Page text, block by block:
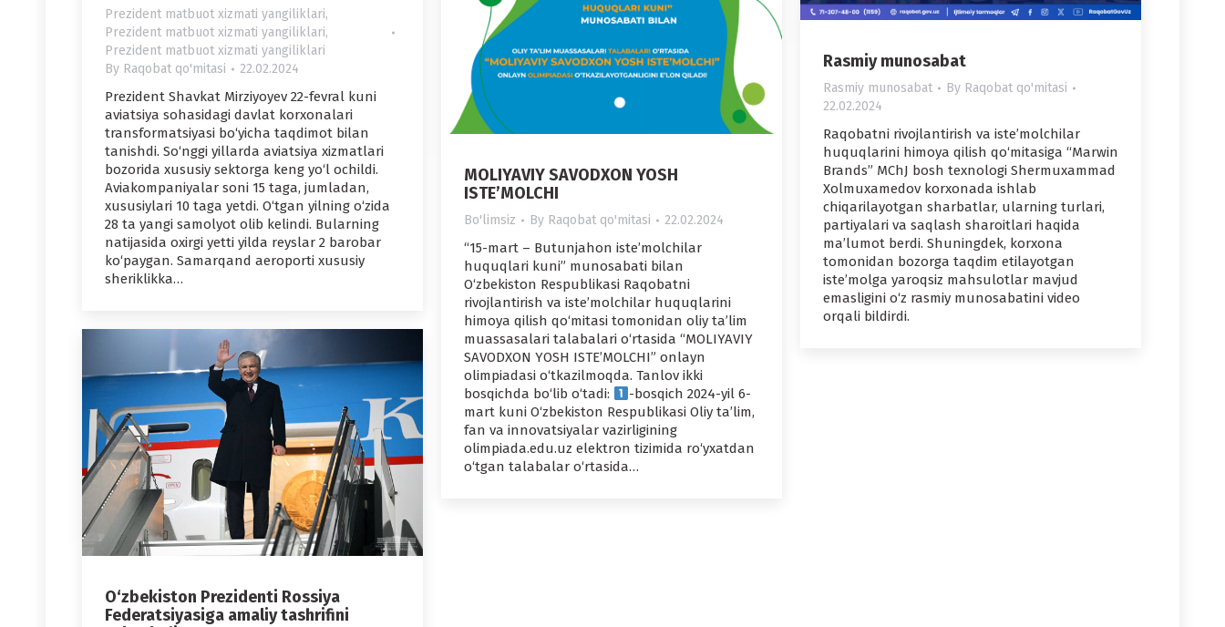
Prezident matbuot xizmati yangiliklari,
Prezident matbuot xizmati yangiliklari,
Prezident matbuot xizmati yangiliklari
By Raqobat qo'mitasi 22.02.2024
Prezident Shavkat Mirziyoyev 22-fevral kuni
aviatsiya sohasidagi davlat korxonalari
transformatsiyasi bo‘yicha taqdimot bilan
tanishdi. So‘nggi yillarda aviatsiya xizmatlari
bozorida xususiy sektorga keng yo‘l ochildi.
Aviakompaniyalar soni 15 taga, jumladan,
xususiylari 10 taga yetdi. O‘tgan yilning o‘zida
28 ta yangi samolyot olib kelindi. Bularning
natijasida oxirgi yetti yilda reyslar 2 barobar
ko‘paygan. Samarqand aeroporti xususiy
sheriklikka…
Rasmiy munosabat
Rasmiy munosabat By Raqobat qo'mitasi
22.02.2024
Raqobatni rivojlantirish va iste’molchilar
huquqlarini himoya qilish qo‘mitasiga “Marwin
Brands” MChJ bosh texnologi Shermuxammad
Xolmuxamedov korxonada ishlab
chiqarilayotgan sharbatlar, ularning turlari,
partiyalari va saqlash sharoitlari haqida
ma’lumot berdi. Shuningdek, korxona
tomonidan bozorga taqdim etilayotgan
iste’molga yaroqsiz mahsulotlar mavjud
emasligini o‘z rasmiy munosabatini video
orqali bildirdi.
MOLIYAVIY SAVODXON YOSH
ISTE’MOLCHI
Bo'limsiz By Raqobat qo'mitasi 22.02.2024
“15-mart – Butunjahon iste’molchilar
huquqlari kuni” munosabati bilan
O‘zbekiston Respublikasi Raqobatni
rivojlantirish va iste’molchilar huquqlarini
himoya qilish qo‘mitasi tomonidan oliy ta’lim
muassasalari talabalari o‘rtasida “MOLIYAVIY
SAVODXON YOSH ISTE’MOLCHI” onlayn
olimpiadasi o‘tkazilmoqda. Tanlov ikki
bosqichda bo‘lib o‘tadi:
-bosqich 2024-yil 6-
mart kuni O‘zbekiston Respublikasi Oliy ta’lim,
fan va innovatsiyalar vazirligining
olimpiada.edu.uz elektron tizimida ro‘yxatdan
o‘tgan talabalar o‘rtasida…
O‘zbekiston Prezidenti Rossiya
Federatsiyasiga amaliy tashrifini